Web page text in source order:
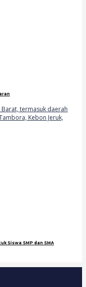
Siswa SMP dan SMA